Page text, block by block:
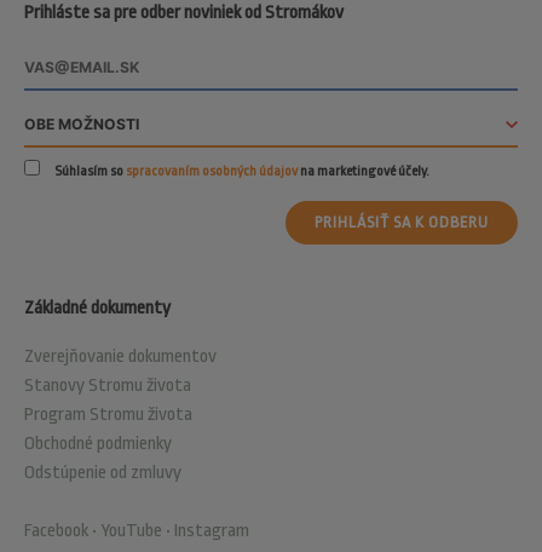
Základné dokumenty
Zverejňovanie dokumentov
Stanovy Stromu života
Program Stromu života
Obchodné podmienky
Odstúpenie od zmluvy
Facebook • YouTube • Instagram
Prihláste sa pre odber noviniek od Stromákov
Súhlasím so spracovaním osobných údajovna marketingové účely.
PRIHLÁSIŤ SA K ODBERU